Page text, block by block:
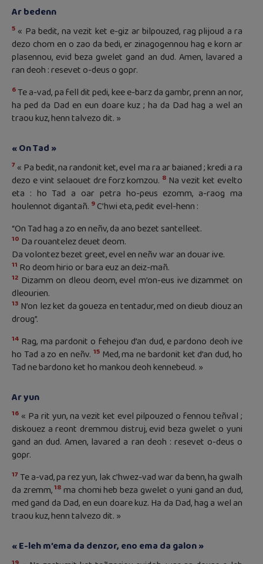
Ar bedenn
5 « Pa bedit, na vezit ket e-giz ar bilpouzed, rag plijoud a ra
dezo chom en o zao da bedi, er zinagogennou hag e korn ar
plasennou, evid beza gwelet gand an dud. Amen, lavared a
ran deoh : resevet o-deus o gopr.
6Te a-vad, pa fell dit pedi, kee e-barz da gambr, prenn an nor,
ha ped da Dad en eun doare kuz ; ha da Dad hag a wel an
traou kuz, henn talvezo dit. »
« On Tad »
7 « Pa bedit, na randonit ket, evel ma ra ar baianed ; kredi a ra
dezo e vint selaouet dre forz komzou. 8 Na vezit ket evelto
eta : ho Tad a oar petra ho-peus ezomm, a-raog ma
houlennot digantañ. 9 C’hwi eta, pedit evel-henn :
“On Tad hag a zo en neñv, da ano bezet santelleet.
10 Da rouantelez deuet deom.
Da volontez bezet greet, evel en neñv war an douar ive.
11 Ro deom hirio or bara euz an deiz-mañ.
12 Dizamm on dleou deom, evel m’on-eus ive dizammet on
dleourien.
13 N’on lez ket da goueza en tentadur, med on dieub diouz an
droug”.
14 Rag, ma pardonit o fehejou d’an dud, e pardono deoh ive
ho Tad a zo en neñv. 15Med, ma ne bardonit ket d’an dud, ho
Tad ne bardono ket ho mankou deoh kennebeud. »
Ar yun
16 « Pa rit yun, na vezit ket evel pilpouzed o fennou teñval ;
diskouez a reont dremmou distruj, evid beza gwelet o yuni
gand an dud. Amen, lavared a ran deoh : resevet o-deus o
gopr.
17 Te a-vad, pa rez yun, lak c’hwez-vad war da benn, ha gwalh
da zremm,18 ma chomi heb beza gwelet o yuni gand an dud,
med gand da Dad, en eun doare kuz. Ha da Dad, hag a wel an
traou kuz, henn talvezo dit. »
« E-leh m’ema da denzor, eno ema da galon »